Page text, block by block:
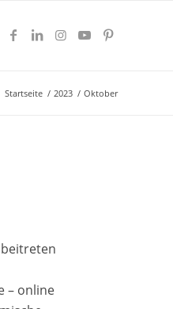
Startseite / 2023 / Oktober
– online